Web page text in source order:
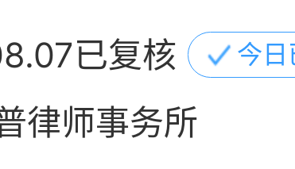
已复核 今日
律师事务所